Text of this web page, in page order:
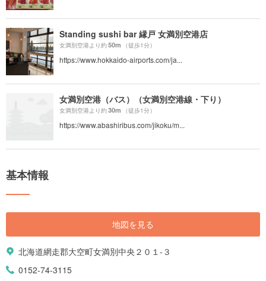
Standing sushi bar 縁戸 女満別空港店
女満別空港より約50m （徒歩1分）
https://www.hokkaido-airports.com/ja...
女満別空港（バス）（女満別空港線・下り）
女満別空港より約30m （徒歩1分）
https://www.abashiribus.com/jikoku/m...
基本情報
地図を見る
北海道網走郡大空町女満別中央２０１-３
0152-74-3115